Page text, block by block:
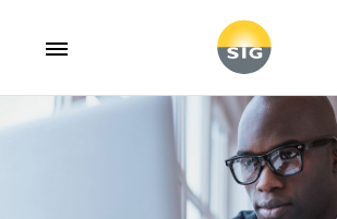
Aller au contenu principal